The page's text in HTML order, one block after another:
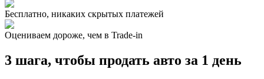
Бесплатно, никаких скрытых платежей
Оцениваем дороже, чем в Trade‑in
3 шага, чтобы продать авто за 1 день